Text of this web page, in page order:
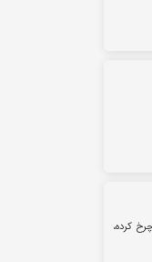
کرده،